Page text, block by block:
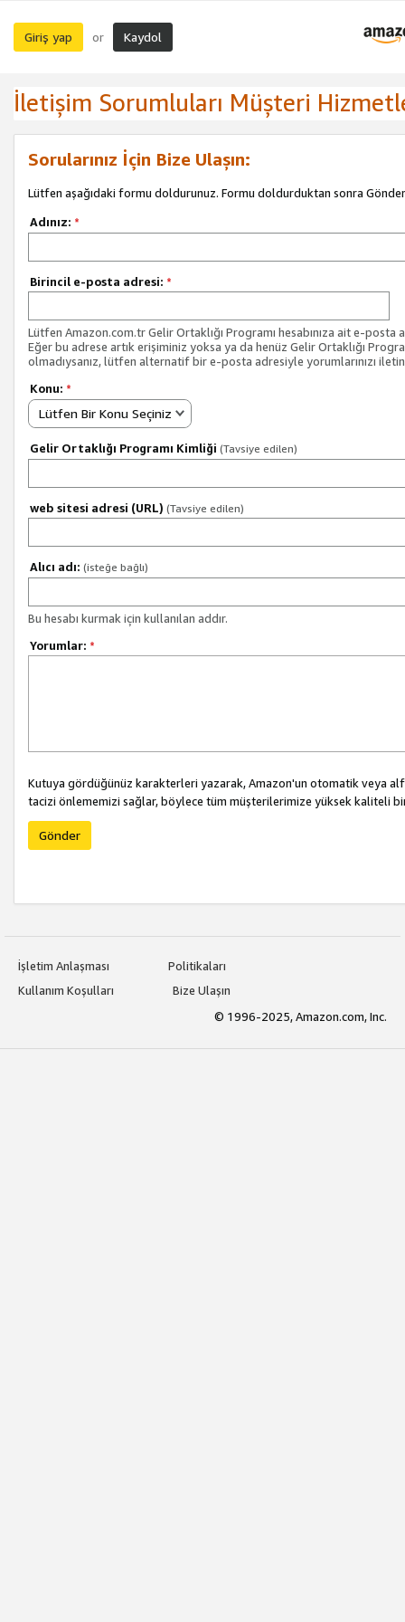
Giriş yap or Kaydol
İletişim Sorumluları Müşteri
Sorularınız İçin Bize Ulaşın:
Lütfen aşağıdaki formu doldurunuz. Formu doldurduktan sonra Gönder
Adınız: *
Birincil e-posta adresi: *
Lütfen Amazon.com.tr Gelir Ortaklığı Programı hesabınıza ait e-posta
Eğer bu adrese artık erişiminiz yoksa ya da henüz Gelir Ortaklığı
olmadıysanız, lütfen alternatif bir e-posta adresiyle yorumlarınızı
Konu: *
Lütfen Bir Konu Seçiniz
Gelir Ortaklığı Programı Kimliği (Tavsiye edilen)
web sitesi adresi (URL) (Tavsiye edilen)
Alıcı adı: (isteğe bağlı)
Bu hesabı kurmak için kullanılan addır.
Yorumlar: *
Kutuya gördüğünüz karakterleri yazarak, Amazon'un otomatik veya
tacizi önlememizi sağlar, böylece tüm müşterilerimize yüksek kaliteli
Gönder
İşletim Anlaşması
Politikaları
Kullanım Koşulları
Bize Ulaşın
© 1996-2025, Amazon.com, Inc.